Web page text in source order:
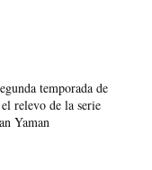
temporada de
el relevo de la serie
Yaman